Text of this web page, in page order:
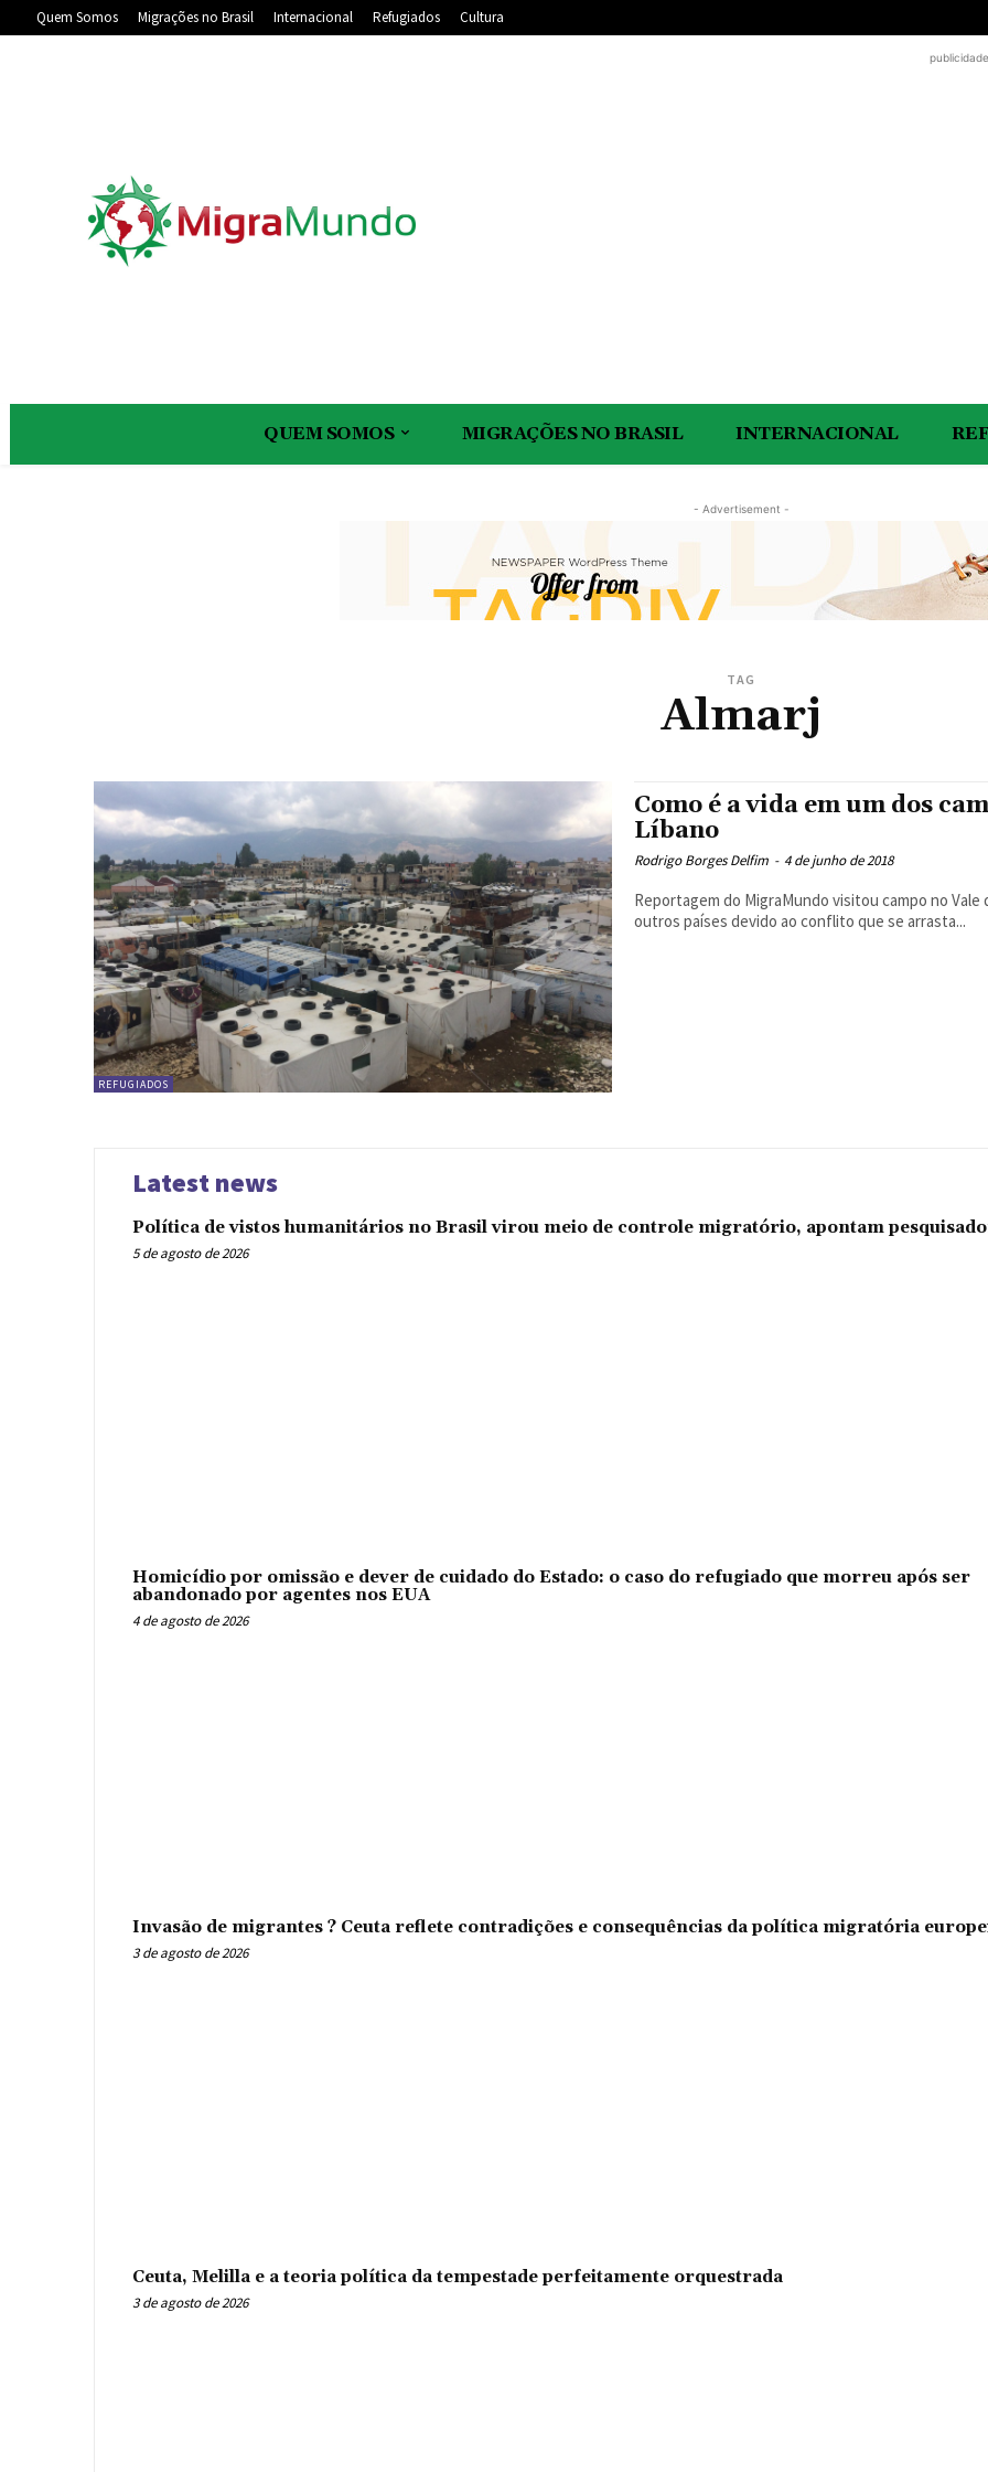
Quem Somos Migrações no Brasil Internacional Refugiados Cultura
QUEM SOMOS MIGRAÇÕES NO BRASIL INTERNACIONAL
- Advertisement -
TAG
Almarj
REFUGIADOS
Como é a vida em um dos
Líbano
Rodrigo Borges Delfim - 4 de junho de 2018
Reportagem do MigraMundo visitou campo no
outros países devido ao conflito que se arrasta...
Latest news
Política de vistos humanitários no Brasil virou meio de controle migratório, apontam
5 de agosto de 2026
Homicídio por omissão e dever de cuidado do Estado: o caso do refugiado que morreu após ser
abandonado por agentes nos EUA
4 de agosto de 2026
Invasão de migrantes ? Ceuta reflete contradições e consequências da política migratória
3 de agosto de 2026
Ceuta, Melilla e a teoria política da tempestade perfeitamente orquestrada
3 de agosto de 2026